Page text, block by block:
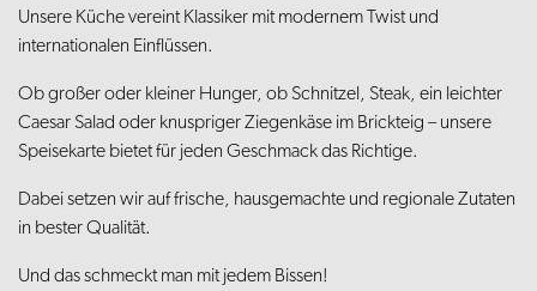
Unsere Küche vereint Klassiker mit modernem Twist und
internationalen Einflüssen.
Ob großer oder kleiner Hunger, ob Schnitzel, Steak, ein leichter
Caesar Salad oder knuspriger Ziegenkäse im Brickteig – unsere
Speisekarte bietet für jeden Geschmack das Richtige.
Dabei setzen wir auf frische, hausgemachte und regionale Zutaten
in bester Qualität.
Und das schmeckt man mit jedem Bissen!